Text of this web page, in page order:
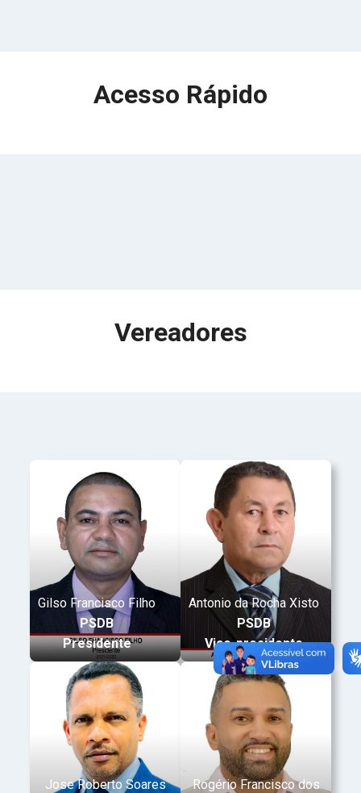
Acesso Rápido
Vereadores
Gilso Francisco Filho
PSDB
Presidente
Antonio da Rocha Xisto
PSDB
Vice-presidente
Jose Roberto Soares
Rogério Francisco dos